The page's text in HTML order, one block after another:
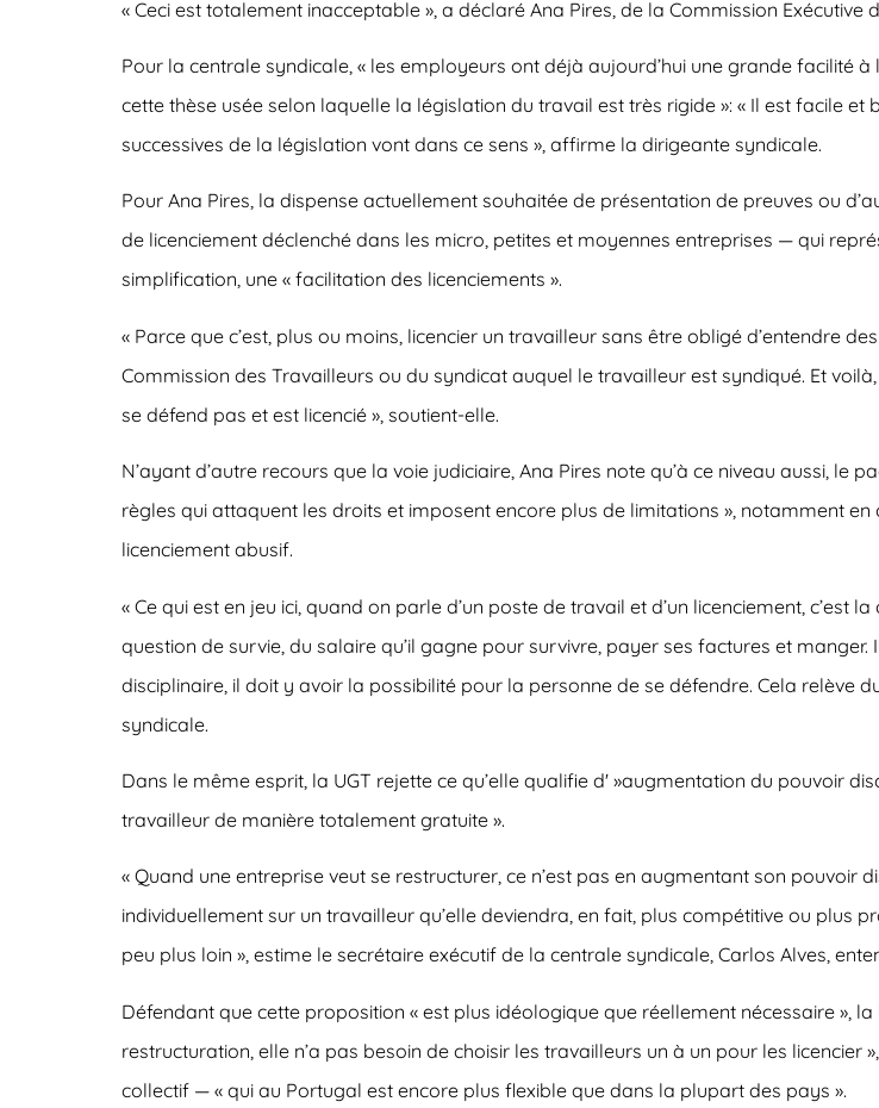
« Ceci est totalement inacceptable », a déclaré Ana Pires, de la Commission Exécutive
Pour la centrale syndicale, « les employeurs ont déjà aujourd’hui une grande facilité
cette thèse usée selon laquelle la législation du travail est très rigide »: « Il est facile
successives de la législation vont dans ce sens », affirme la dirigeante syndicale.
Pour Ana Pires, la dispense actuellement souhaitée de présentation de preuves ou
de licenciement déclenché dans les micro, petites et moyennes entreprises — qui
simplification, une « facilitation des licenciements ».
« Parce que c’est, plus ou moins, licencier un travailleur sans être obligé d’entendre
Commission des Travailleurs ou du syndicat auquel le travailleur est syndiqué. Et
se défend pas et est licencié », soutient-elle.
N’ayant d’autre recours que la voie judiciaire, Ana Pires note qu’à ce niveau aussi,
règles qui attaquent les droits et imposent encore plus de limitations », notamment
licenciement abusif.
« Ce qui est en jeu ici, quand on parle d’un poste de travail et d’un licenciement,
question de survie, du salaire qu’il gagne pour survivre, payer ses factures et
disciplinaire, il doit y avoir la possibilité pour la personne de se défendre. Cela relève
syndicale.
Dans le même esprit, la UGT rejette ce qu’elle qualifie d' »augmentation du pouvoir
travailleur de manière totalement gratuite ».
« Quand une entreprise veut se restructurer, ce n’est pas en augmentant son
individuellement sur un travailleur qu’elle deviendra, en fait, plus compétitive ou plus
peu plus loin », estime le secrétaire exécutif de la centrale syndicale, Carlos Alves,
Défendant que cette proposition « est plus idéologique que réellement nécessaire »,
restructuration, elle n’a pas besoin de choisir les travailleurs un à un pour les
collectif — « qui au Portugal est encore plus flexible que dans la plupart des pays ».